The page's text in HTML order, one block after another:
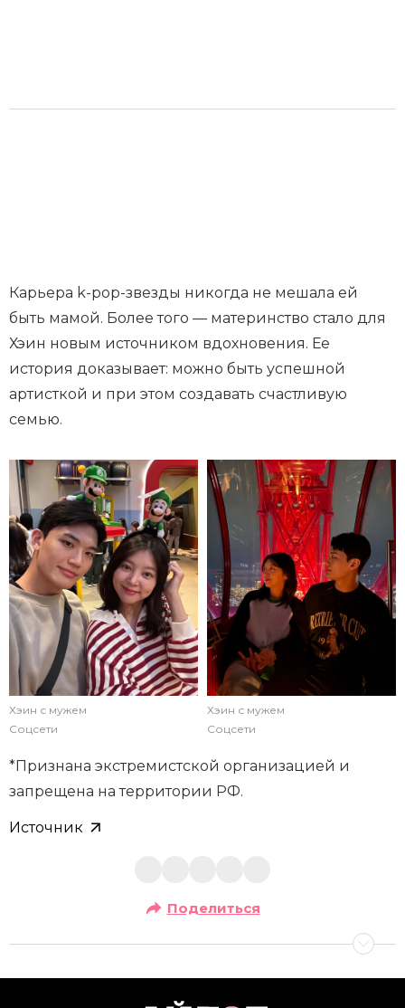
Карьера k-pop-звезды никогда не мешала ей
быть мамой. Более того — материнство стало для
Хэин новым источником вдохновения. Ее
история доказывает: можно быть успешной
артисткой и при этом создавать счастливую
семью.
Хэин с мужем
Соцсети
Хэин с мужем
Соцсети
*Признана экстремистской организацией и
запрещена на территории РФ.
Источник
Поделиться